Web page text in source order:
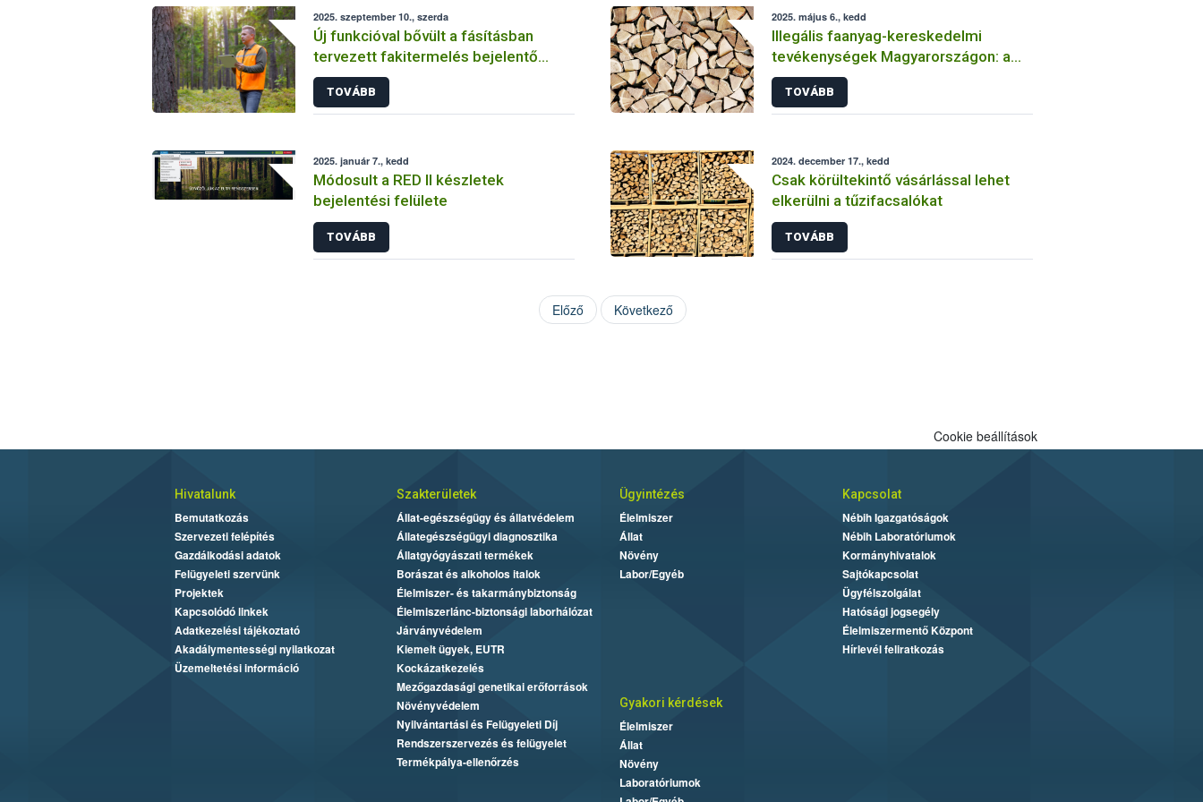
2025. szeptember 10., szerda
Új funkcióval bővült a fásításban
tervezett fakitermelés bejelentő
rendszere
TOVÁBB
2025. május 6., kedd
Illegális faanyag-kereskedelmi
tevékenységek Magyarországon: a
2024-es év összefoglalója
TOVÁBB
2025. január 7., kedd
Módosult a RED II készletek
bejelentési felülete
TOVÁBB
2024. december 17., kedd
Csak körültekintő vásárlással lehet
elkerülni a tűzifacsalókat
TOVÁBB
Előző Következő
Cookie beállítások
Hivatalunk
Bemutatkozás
Szervezeti felépítés
Gazdálkodási adatok
Felügyeleti szervünk
Projektek
Kapcsolódó linkek
Adatkezelési tájékoztató
Akadálymentességi nyilatkozat
Üzemeltetési információ
Szakterületek
Állat-egészségügy és állatvédelem
Állategészségügyi diagnosztika
Állatgyógyászati termékek
Borászat és alkoholos italok
Élelmiszer- és takarmánybiztonság
Élelmiszerlánc-biztonsági laborhálózat
Járványvédelem
Kiemelt ügyek, EUTR
Kockázatkezelés
Mezőgazdasági genetikai erőforrások
Növényvédelem
Nyilvántartási és Felügyeleti Díj
Rendszerszervezés és felügyelet
Termékpálya-ellenőrzés
Ügyintézés
Élelmiszer
Állat
Növény
Labor/Egyéb
Kapcsolat
Nébih Igazgatóságok
Nébih Laboratóriumok
Kormányhivatalok
Sajtókapcsolat
Ügyfélszolgálat
Hatósági jogsegély
Élelmiszermentő Központ
Hírlevél feliratkozás
Gyakori kérdések
Élelmiszer
Állat
Növény
Laboratóriumok